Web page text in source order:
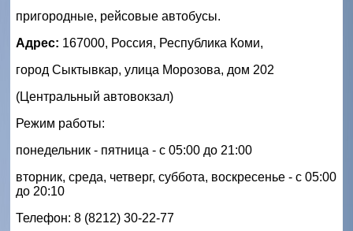
пригородные, рейсовые автобусы.
Адрес: 167000, Россия, Республика Коми,
город Сыктывкар, улица Морозова, дом 202
(Центральный автовокзал)
Режим работы:
понедельник - пятница - с 05:00 до 21:00
вторник, среда, четверг, суббота, воскресенье - с 05:00
до 20:10
Телефон: 8 (8212) 30-22-77